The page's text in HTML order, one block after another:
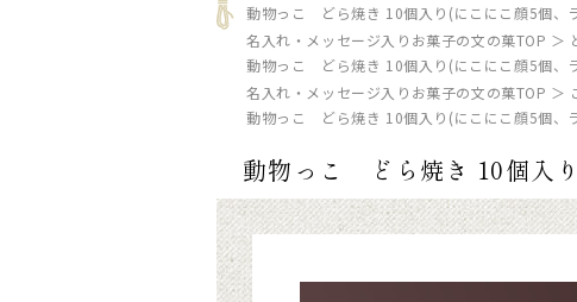
動物っこ どら焼き 10個入り(にこにこ顔5個、
名入れ・メッセージ入りお菓子の文の菓TOP
動物っこ どら焼き 10個入り(にこにこ顔5個、
名入れ・メッセージ入りお菓子の文の菓TOP
動物っこ どら焼き 10個入り(にこにこ顔5個、
動物っこ どら焼き 10個入